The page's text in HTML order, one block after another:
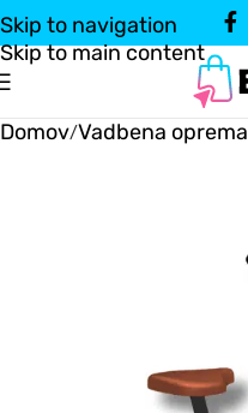
Skip to navigation
Skip to main content
Domov/Vadbena oprema